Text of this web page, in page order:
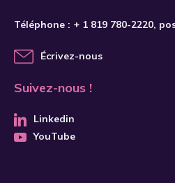
Téléphone : + 1 819 780-2220,
Écrivez-nous
Suivez-nous !
Linkedin
YouTube